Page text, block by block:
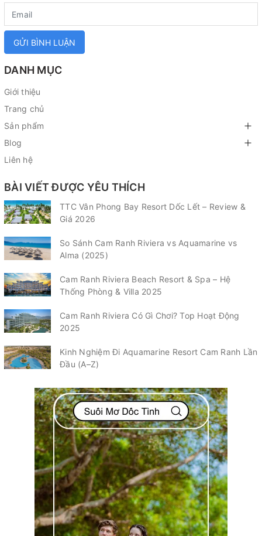
GỬI BÌNH LUẬN
DANH MỤC
Giới thiệu
Trang chủ
Sản phẩm
Blog
Liên hệ
BÀI VIẾT ĐƯỢC YÊU THÍCH
TTC Vân Phong Bay Resort Dốc Lết – Review &
Giá 2026
So Sánh Cam Ranh Riviera vs Aquamarine vs
Alma (2025)
Cam Ranh Riviera Beach Resort & Spa – Hệ
Thống Phòng & Villa 2025
Cam Ranh Riviera Có Gì Chơi? Top Hoạt Động
2025
Kinh Nghiệm Đi Aquamarine Resort Cam Ranh Lần
Đầu (A–Z)